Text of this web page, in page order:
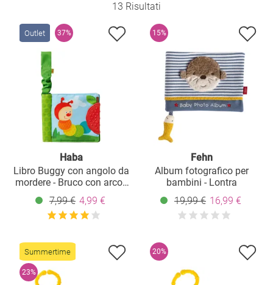
13 Risultati
Outlet 37%
Haba
Libro Buggy con angolo da
mordere - Bruco con arco -
Verde
7,99 € 4,99 €
15%
Fehn
Album fotografico per
bambini - Lontra
19,99 € 16,99 €
Summertime
23%
20%